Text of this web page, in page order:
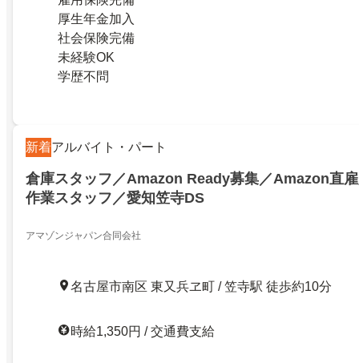
厚生年金加入
社会保険完備
未経験OK
学歴不問
新着アルバイト・パート
倉庫スタッフ／Amazon Ready募集／Amazon直
作業スタッフ／愛知笠寺DS
アマゾンジャパン合同会社
名古屋市南区 東又兵ヱ町 / 笠寺駅 徒歩約10分
時給1,350円 / 交通費支給